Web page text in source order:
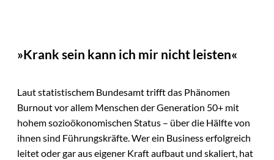
»Krank sein kann ich mir nicht leisten«
Laut statistischem Bundesamt trifft das Phänomen
Burnout vor allem Menschen der Generation 50+ mit
hohem sozioökonomischen Status – über die Hälfte von
ihnen sind Führungskräfte. Wer ein Business erfolgreich
leitet oder gar aus eigener Kraft aufbaut und skaliert, hat